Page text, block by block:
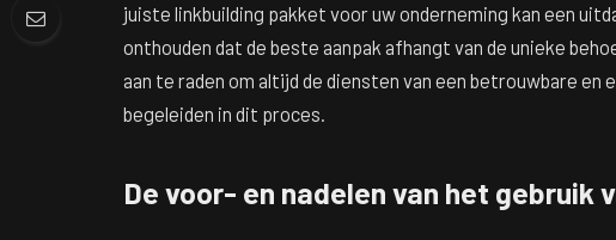
juiste linkbuilding pakket voor uw onderneming kan een
onthouden dat de beste aanpak afhangt van de unieke
aan te raden om altijd de diensten van een betrouwbare en
begeleiden in dit proces.
De voor- en nadelen van het gebruik